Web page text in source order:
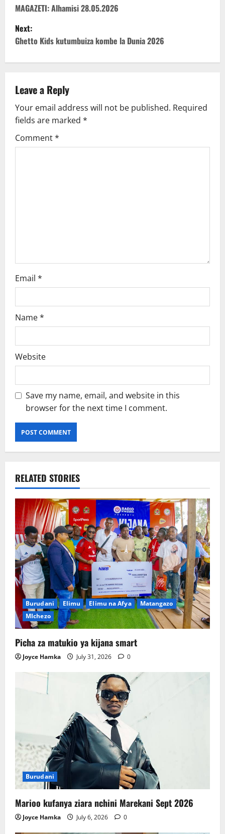
o
s
a
v
i
n
MAGAZETI: Alhamisi 28.05.2026
Next:
Ghetto Kids kutumbuiza kombe la Dunia 2026
Leave a Reply
Your email address will not be published. Required
fields are marked *
Comment*
Email *
Name*
Website
Save my name, email, and website in this
browser for the next time I comment.
RELATED STORIES
Burudani Elimu Elimu na Afya
Matangazo
MIchezo
Picha za matukio ya kijana smart
Joyce Hamka July 31, 2026 0
Burudani
Marioo kufanya ziara nchini Marekani Sept 2026
Joyce Hamka July 6, 2026 0